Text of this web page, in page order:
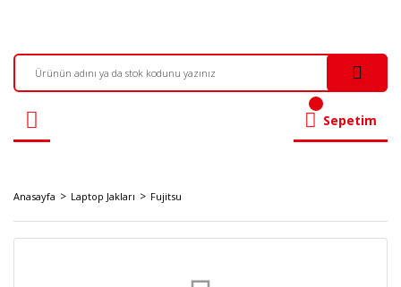
Sepetim
Anasayfa Laptop Jakları Fujitsu